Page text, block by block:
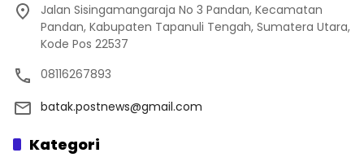
Jalan Sisingamangaraja No 3 Pandan, Kecamatan
Pandan, Kabupaten Tapanuli Tengah, Sumatera Utara,
Kode Pos 22537
08116267893
batak.postnews@gmail.com
Kategori